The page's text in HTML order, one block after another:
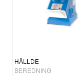
HÄLLDE
BEREDNING